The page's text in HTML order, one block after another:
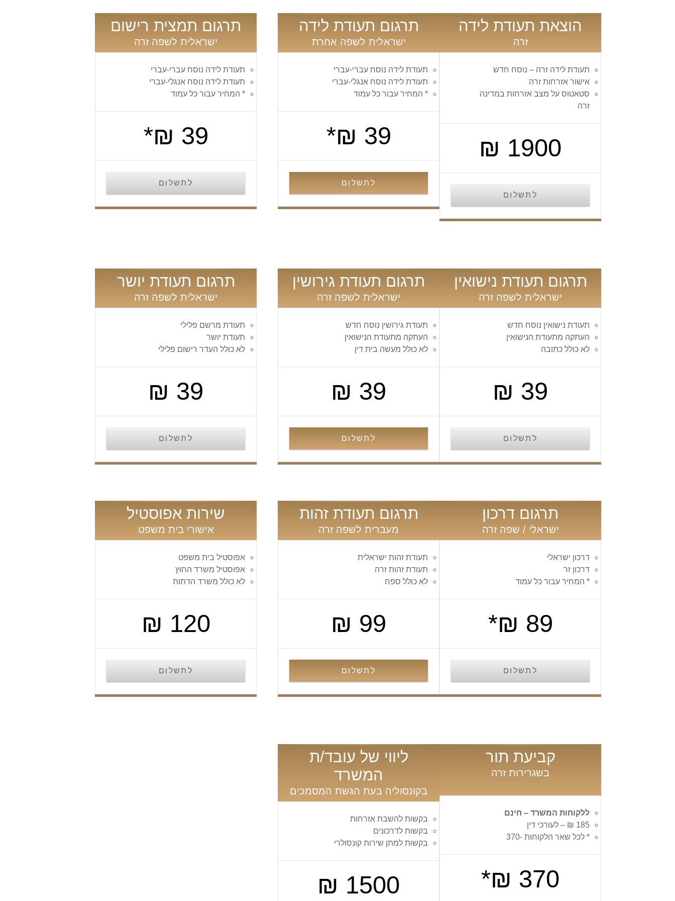
הוצאת תעודת לידה
זרה
תעודת לידה זרה – נוסח חדש
אישור אזרחות זרה
סטאטוס על מצב אזרחות במדינה
זרה
1900 ₪
לתשלום
תרגום תעודת לידה
ישראלית לשפה אחרת
תעודת לידה נוסח עברי-עברי
תעודת לידה נוסח אנגלי-עברי
* המחיר עבור כל עמוד
39 ₪*
לתשלום
תרגום תמצית רישום
ישראלית לשפה זרה
תעודת לידה נוסח עברי-עברי
תעודת לידה נוסח אנגלי-עברי
* המחיר עבור כל עמוד
39 ₪*
לתשלום
תרגום תעודת נישואין
ישראלית לשפה זרה
תעודת נישואין נוסח חדש
העתקה מתעודת הנישואין
לא כולל כתובה
39 ₪
לתשלום
תרגום תעודת גירושין
ישראלית לשפה זרה
תעודת גירושין נוסח חדש
העתקה מתעודת הנישואין
לא כולל מעשה בית דין
39 ₪
לתשלום
תרגום תעודת יושר
ישראלית לשפה זרה
תעודת מרשם פלילי
תעודת יושר
לא כולל העדר רישום פלילי
39 ₪
לתשלום
תרגום דרכון
ישראלי / שפה זרה
דרכון ישראלי
דרכון זר
* המחיר עבור כל עמוד
89 ₪*
לתשלום
תרגום תעודת זהות
מעברית לשפה זרה
תעודת זהות ישראלית
תעודת זהות זרה
לא כולל ספח
99 ₪
לתשלום
שירות אפוסטיל
אישורי בית משפט
אפוסטיל בית משפט
אפוסטיל משרד החוץ
לא כולל משרד הדתות
120 ₪
לתשלום
קביעת תור
בשגרירות זרה
ללקוחות המשרד – חינם
185 ₪ – לעורכי דין
* לכל שאר הלקוחות -370
370 ₪*
ליווי של עובד/ת
המשרד
בקונסוליה בעת הגשת המסמכים
בקשות להשבת אזרחות
בקשות לדרכונים
בקשות למתן שירות קונסולרי
1500 ₪